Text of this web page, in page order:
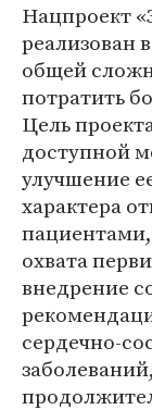
Нацпроект
реализован
общей
потратить
Цель
доступной
улучшение
характера
охвата
внедрение
сердечно-